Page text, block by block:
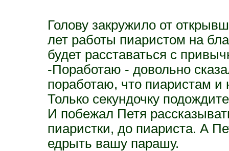
Голову закружило от
лет работы пиаристом на
будет расставаться с
-Поработаю - довольно
поработаю, что пиаристам
Только секундочку
И побежал Петя
пиаристки, до пиариста. А
едрыть вашу парашу.